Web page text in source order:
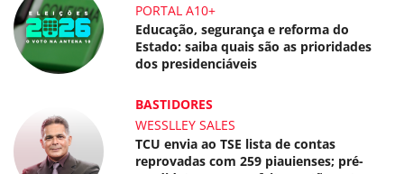
PORTAL A10+
Educação, segurança e reforma do
Estado: saiba quais são as prioridades
dos presidenciáveis
BASTIDORES
WESSLLEY SALES
TCU envia ao TSE lista de contas
reprovadas com 259 piauienses; pré-